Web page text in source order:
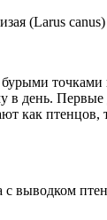
день.
как